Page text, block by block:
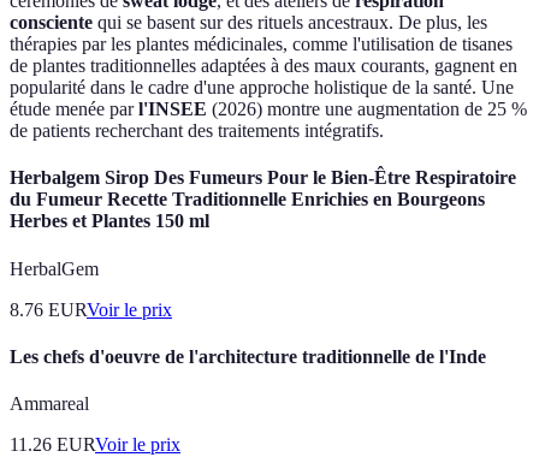
consciente qui se basent sur des rituels ancestraux. De plus, les
thérapies par les plantes médicinales, comme l'utilisation de tisanes
de plantes traditionnelles adaptées à des maux courants, gagnent en
popularité dans le cadre d'une approche holistique de la santé. Une
étude menée parl'INSEE (2026) montre une augmentation de 25 %
de patients recherchant des traitements intégratifs.
Herbalgem Sirop Des Fumeurs Pour le Bien-Être Respiratoire
du Fumeur Recette Traditionnelle Enrichies en Bourgeons
Herbes et Plantes 150 ml
HerbalGem
8.76 EURVoir le prix
Les chefs d'oeuvre de l'architecture traditionnelle de l'Inde
Ammareal
11.26 EURVoir le prix